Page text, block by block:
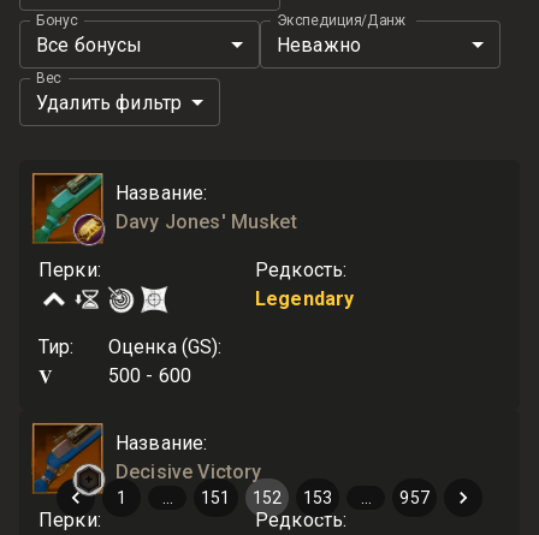
Бонус
Все бонусы
Экспедиция/Данж
Неважно
Вес
Удалить фильтр
Название:
Davy Jones' Musket
Перки: Редкость:
Legendary
Тир:
V
Оценка (GS):
500 - 600
Название:
Decisive Victory
Перки: Редкость:
1 151 152 153 957